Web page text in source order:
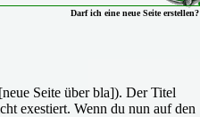
Darf ich eine neue Seite erstellen?
Seite über bla]). Der Titel
exestiert. Wenn du nun auf den